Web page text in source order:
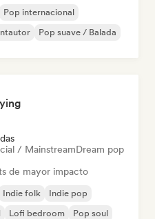
Pop internacional
Pop suave / Balada
/ MainstreamDream pop
de mayor impacto
Indie folk
Indie pop
Lofi bedroom Pop soul